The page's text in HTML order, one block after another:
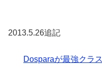
2013.5.26追記
Dosparaが最強クラ